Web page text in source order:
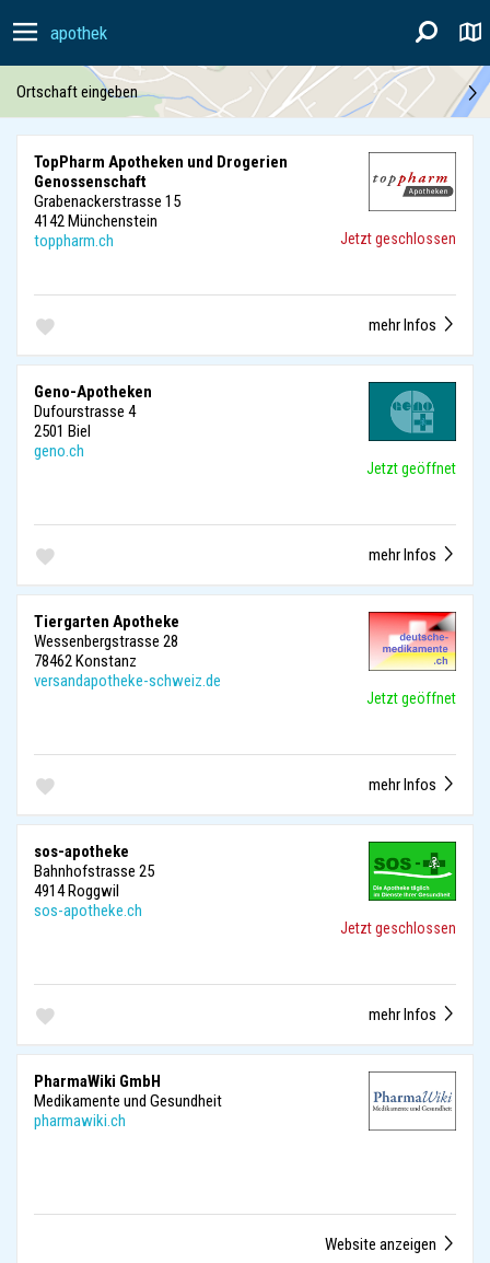
apothek
Ortschaft eingeben
TopPharm Apotheken und Drogerien
Genossenschaft
Grabenackerstrasse 15
4142 Münchenstein
toppharm.ch
Jetzt geschlossen
mehr Infos
Geno-Apotheken
Dufourstrasse 4
2501 Biel
geno.ch
Jetzt geöffnet
mehr Infos
Tiergarten Apotheke
Wessenbergstrasse 28
78462 Konstanz
versandapotheke-schweiz.de
Jetzt geöffnet
mehr Infos
sos-apotheke
Bahnhofstrasse 25
4914 Roggwil
sos-apotheke.ch
Jetzt geschlossen
mehr Infos
PharmaWiki GmbH
Medikamente und Gesundheit
pharmawiki.ch
Website anzeigen